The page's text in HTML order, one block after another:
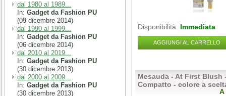
dal 1980 al 1989...
In: Gadget da Fashion PU
(09 dicembre 2014)
dal 1990 al 1999...
In: Gadget da Fashion PU
(06 dicembre 2014)
dal 2010 al 2019...
In: Gadget da Fashion PU
(30 dicembre 2013)
dal 2000 al 2009...
In: Gadget da Fashion PU
(30 dicembre 2013)
Disponibilità: Immediata
AGGIUNGI AL CARRELLO
Mesauda - At First Blush
Compatto - colore a
A